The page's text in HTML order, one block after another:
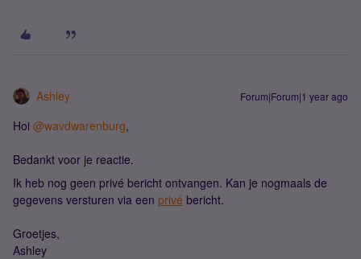
Ashley Forum|Forum|1 year ago
Hoi @wavdwarenburg,
Bedankt voor je reactie.
Ik heb nog geen privé bericht ontvangen. Kan je nogmaals de
gegevens versturen via een privé bericht.
Groetjes,
Ashley